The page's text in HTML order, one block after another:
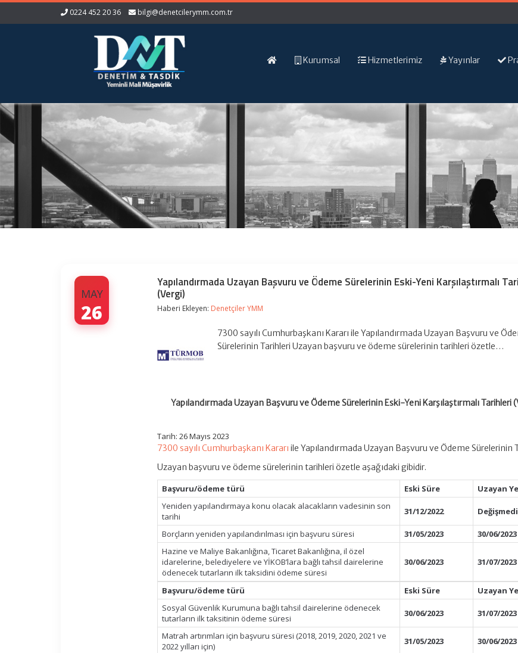
0224 452 20 36 bilgi@denetcilerymm.com.tr
Kurumsal Hizmetlerimiz Yayınlar
MAY
26
Yapılandırmada Uzayan Başvuru ve Ödeme Sürelerinin Eski-Yeni Karşılaştırmalı
(Vergi)
Haberi Ekleyen: Denetçiler YMM
7300 sayılı Cumhurbaşkanı Kararı ile Yapılandırmada Uzayan Başvuru ve
Sürelerinin Tarihleri Uzayan başvuru ve ödeme sürelerinin tarihleri özetle…
Yapılandırmada Uzayan Başvuru ve Ödeme Sürelerinin Eski-Yeni Karşılaştırmalı Tarihleri
Tarih: 26 Mayıs 2023
7300 sayılı Cumhurbaşkanı Kararı ile Yapılandırmada Uzayan Başvuru ve Ödeme Sürelerinin
Uzayan başvuru ve ödeme sürelerinin tarihleri özetle aşağıdaki gibidir.
Başvuru/ödeme türü
Eski Süre
Uzayan
Yeniden yapılandırmaya konu olacak alacakların vadesinin son
tarihi
31/12/2022 Değişmedi
Borçların yeniden yapılandırılması için başvuru süresi 31/05/2023
30/06/2023
Hazine ve Maliye Bakanlığına, Ticaret Bakanlığına, il özel
idarelerine, belediyelere ve YİKOB’lara bağlı tahsil dairelerine
ödenecek tutarların ilk taksidini ödeme süresi
30/06/2023 31/07/2023
Başvuru/ödeme türü Eski Süre
Uzayan
Sosyal Güvenlik Kurumuna bağlı tahsil dairelerine ödenecek
tutarların ilk taksitinin ödeme süresi
30/06/2023 31/07/2023
Matrah artırımları için başvuru süresi (2018, 2019, 2020, 2021 ve
2022 yılları için)
31/05/2023 30/06/2023